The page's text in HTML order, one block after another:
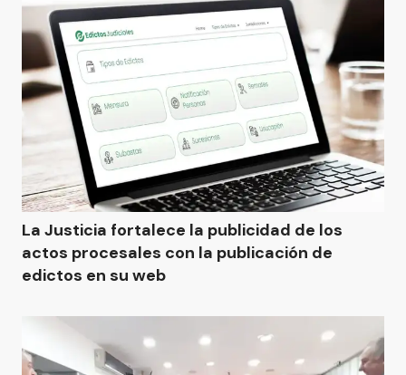
La Justicia fortalece la publicidad de los
actos procesales con la publicación de
edictos en su web